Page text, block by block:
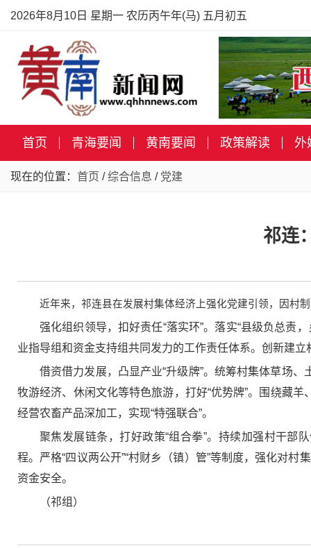
2026年8月10日 星期一 农历丙午年(马) 五月初五
首页 青海要闻 黄南要闻 政策解读 外
现在的位置： 首页 /综合信息 / 党建
祁连
近年来，祁连县在发展村集体经济上强化党建引领，因村
强化组织领导，扣好责任“落实环”。落实“县级负总责
业指导组和资金支持组共同发力的工作责任体系。创新建立
借资借力发展，凸显产业“升级牌”。统筹村集体草场
牧游经济、休闲文化等特色旅游，打好“优势牌”。围绕藏
经营农畜产品深加工，实现“特强联合”。
聚焦发展链条，打好政策“组合拳”。持续加强村干部
程。严格“四议两公开”“村财乡（镇）管”等制度，强化对
资金安全。
（祁组）